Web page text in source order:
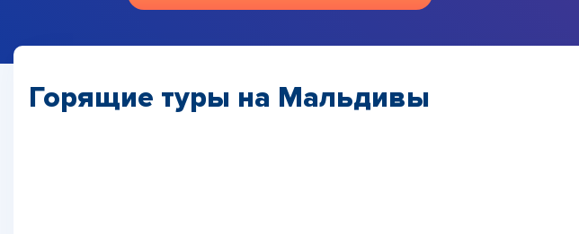
Горящие туры на Мальдивы